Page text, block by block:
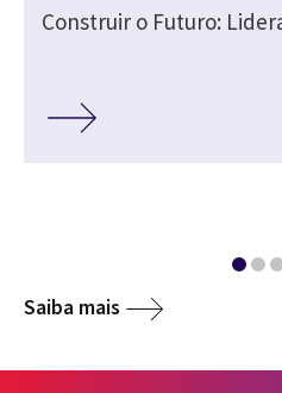
Construir o Futuro:
Saiba mais